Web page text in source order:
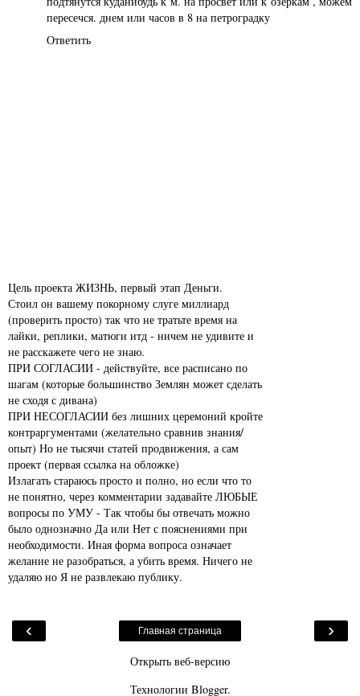
пересечся. днем или часов в 8 на петроградку
Ответить
Цель проекта ЖИЗНЬ, первый этап Деньги.
Стоил он вашему покорному слуге миллиард
(проверить просто) так что не тратьте время на
лайки, реплики, матюги итд - ничем не удивите и
не расскажете чего не знаю.
ПРИ СОГЛАСИИ - действуйте, все расписано по
шагам (которые большинство Землян может сделать
не сходя с дивана)
ПРИ НЕСОГЛАСИИ без лишних церемоний кройте
контраргументами (желательно сравнив знания/
опыт) Но не тысячи статей продвижения, а сам
проект (первая ссылка на обложке)
Излагать стараюсь просто и полно, но если что то
не понятно, через комментарии задавайте ЛЮБЫЕ
вопросы по УМУ - Так чтобы бы отвечать можно
было однозначно Да или Нет с пояснениями при
необходимости. Иная форма вопроса означает
желание не разобраться, а убить время. Ничего не
удаляю но Я не развлекаю публику.
‹ ›
Главная страница
Открыть веб-версию
Технологии Blogger.